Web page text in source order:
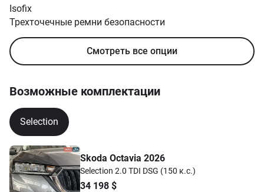
Isofix
Трехточечные ремни безопасности
Смотреть все опции
Возможные комплектации
Selection
Skoda Octavia 2026
Selection 2.0 TDI DSG (150 к.с.)
34 198 $